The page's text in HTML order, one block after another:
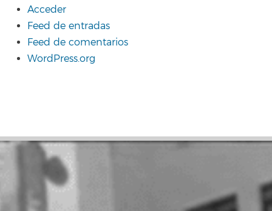
Acceder
Feed de entradas
Feed de comentarios
WordPress.org